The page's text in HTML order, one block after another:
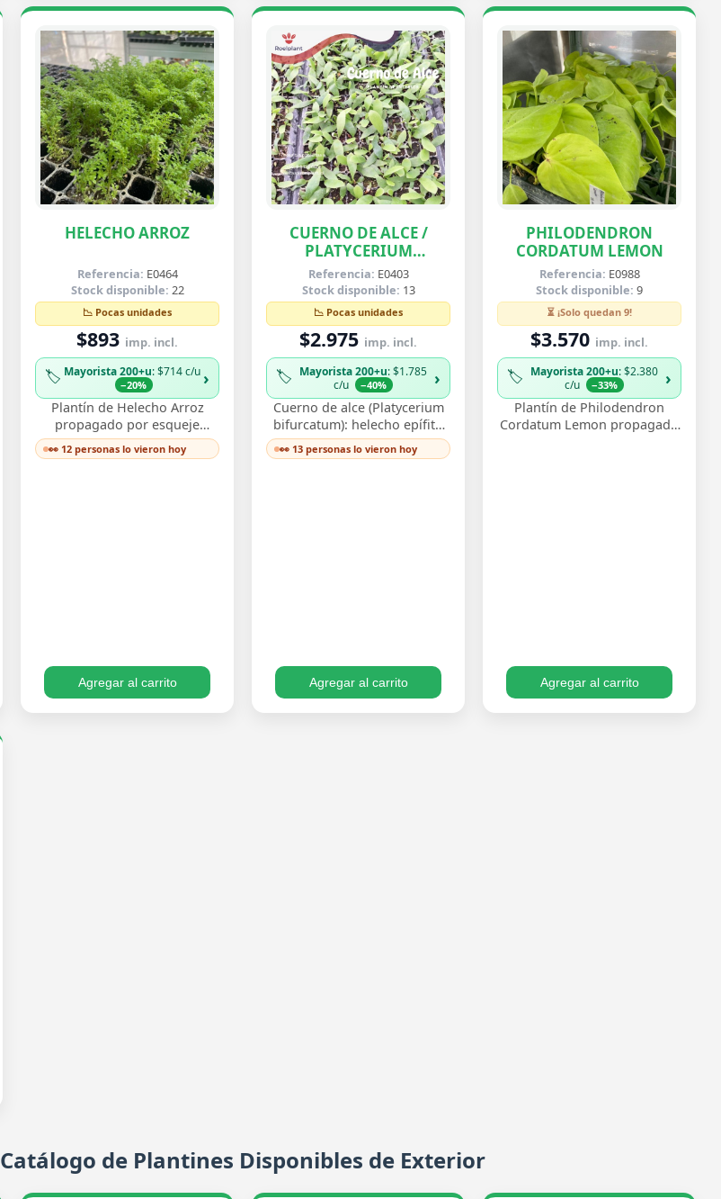
HELECHO ARROZ
Referencia: E0464
Stock disponible: 22
📉 Pocas unidades
$893 imp. incl.
🏷️ Mayorista 200+u: $714 c/u
−20% ›
Plantín de Helecho Arroz
propagado por esqueje
enraizado, con delicadas
frondas finamente divididas
👀 12 personas lo vieron hoy
Agregar al carrito
CUERNO DE ALCE /
PLATYCERIUM
BIFURCATUM
Referencia: E0403
Stock disponible: 13
📉 Pocas unidades
$2.975 imp. incl.
🏷️ Mayorista 200+u: $1.785
c/u
−40% ›
Cuerno de alce (Platycerium
bifurcatum): helecho epífito
de frondas que recuerdan
astas de ciervo, muy
👀 13 personas lo vieron hoy
Agregar al carrito
PHILODENDRON
CORDATUM LEMON
Referencia: E0988
Stock disponible: 9
⏳ ¡Solo quedan 9!
$3.570 imp. incl.
🏷️ Mayorista 200+u: $2.380
c/u
−33% ›
Plantín de Philodendron
Cordatum Lemon propagado
Agregar al carrito
Catálogo de Plantines Disponibles de Exterior